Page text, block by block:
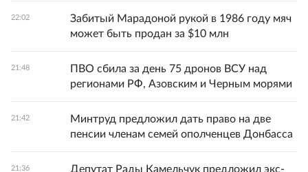
22:02
Забитый Марадоной рукой в 1986 году мяч
может быть продан за $10 млн
21:48
ПВО сбила за день 75 дронов ВСУ над
регионами РФ, Азовским и Черным морями
21:42
Минтруд предложил дать право на две
пенсии членам семей ополченцев Донбасса
21:36
Депутат Рады Камельчук предложил экс-